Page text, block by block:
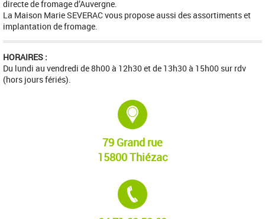
directe de fromage d’Auvergne.
La Maison Marie SEVERAC vous propose aussi des assortiments et
implantation de fromage.
HORAIRES :
Du lundi au vendredi de 8h00 à 12h30 et de 13h30 à 15h00 sur rdv
(hors jours fériés).
79 Grand rue
15800 Thiézac